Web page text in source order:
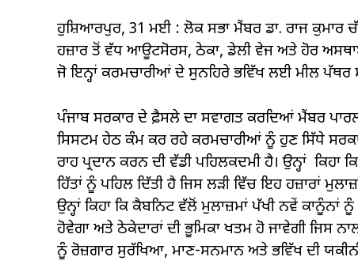
ਹੁਸ਼ਿਆਰਪੁਰ, 31 ਮਈ : ਲੋਕ ਸਭਾ ਮੈਂਬਰ ਡਾ. ਰਾਜ ਕੁਮਾਰ
ਹਜ਼ਾਰ ਤੋਂ ਵੱਧ ਆਊਟਸੋਰਸ, ਠੇਕਾ, ਡੇਲੀ ਵੇਜ ਅਤੇ ਹੋਰ
ਜੋ ਇਨ੍ਹਾਂ ਕਰਮਚਾਰੀਆਂ ਦੇ ਸੁਨਹਿਰੇ ਭਵਿੱਖ ਲਈ ਮੀਲ ਪੱਥਰ
ਪੰਜਾਬ ਸਰਕਾਰ ਦੇ ਫ਼ੈਸਲੇ ਦਾ ਸਵਾਗਤ ਕਰਦਿਆਂ ਮੈਂਬਰ
ਸਿਸਟਮ ਹੇਠ ਕੰਮ ਕਰ ਰਹੇ ਕਰਮਚਾਰੀਆਂ ਨੂੰ ਹੁਣ ਸਿੱਧੇ
ਰਾਹ ਪ੍ਰਦਾਨ ਕਰਨ ਦੀ ਵੱਡੀ ਪਹਿਲਕਦਮੀ ਹੈ। ਉਨ੍ਹਾਂ
ਹਿੱਤਾਂ ਨੂੰ ਪਹਿਲ ਦਿੱਤੀ ਹੈ ਜਿਸ ਲੜੀ ਵਿੱਚ ਇਹ ਹਜ਼ਾਰਾਂ
ਉਨ੍ਹਾਂ ਕਿਹਾ ਕਿ ਕੈਬਨਿਟ ਵੱਲੋਂ ਮੁਲਾਜ਼ਮਾਂ ਪੱਖੀ ਨਵੇਂ ਕਾਨੂੰਨਾਂ
ਹੋਵੇਗਾ ਅਤੇ ਠੇਕੇਦਾਰਾਂ ਦੀ ਭੂਮਿਕਾ ਖਤਮ ਹੋ ਜਾਵੇਗੀ
ਨੂੰ ਰੋਜ਼ਗਾਰ ਸੁਰੱਖਿਆ, ਮਾਣ-ਸਨਮਾਨ ਅਤੇ ਭਵਿੱਖ ਦੀ